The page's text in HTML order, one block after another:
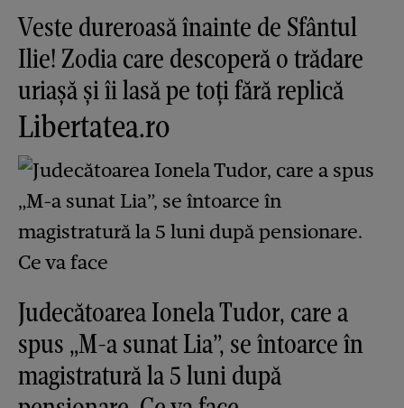
Veste dureroasă înainte de Sfântul
Ilie! Zodia care descoperă o trădare
uriașă și îi lasă pe toți fără replică
Libertatea.ro
Judecătoarea Ionela Tudor, care a
spus „M-a sunat Lia”, se întoarce în
magistratură la 5 luni după